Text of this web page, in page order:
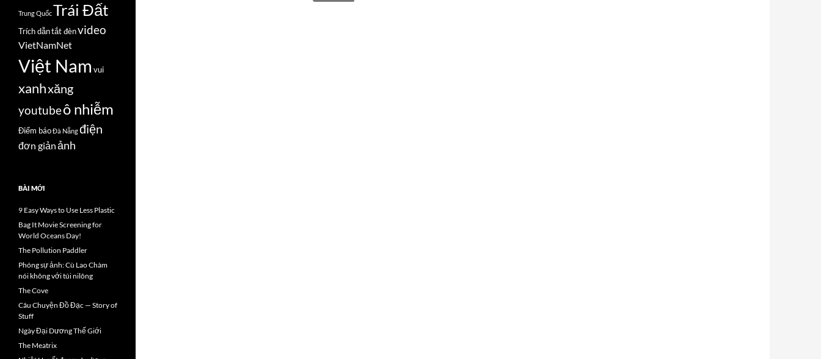
Trung QuốcTrái Đất
Trích dẫntắt đènvideo
VietNamNet
Việt Nam vui
xanhxăng
youtubeô nhiễm
Điểm báoĐà Nẵngđiện
đơn giảnảnh
BÀI MỚI
9 Easy Ways to Use Less Plastic
Bag It Movie Screening for
World Oceans Day!
The Pollution Paddler
Phóng sự ảnh: Cù Lao Chàm
nói không với túi nilông
The Cove
Câu Chuyện Đồ Đạc — Story of
Stuff
Ngày Đại Dương Thế Giới
The Meatrix